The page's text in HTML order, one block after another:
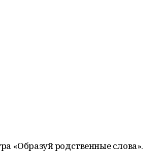
«Образуй родственные слова».